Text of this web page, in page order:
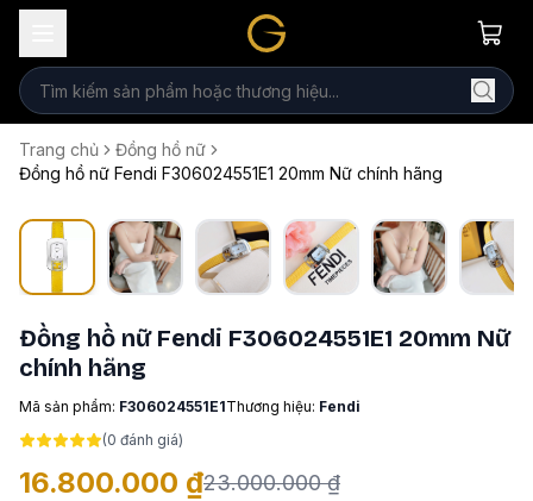
Trang chủ
Đồng hồ nữ
Đồng hồ nữ Fendi F306024551E1 20mm Nữ chính hãng
Đồng hồ nữ Fendi F306024551E1 20mm Nữ
chính hãng
Mã sản phẩm: F306024551E1Thương hiệu: Fendi
(0 đánh giá)
16.800.000 ₫23.000.000 ₫